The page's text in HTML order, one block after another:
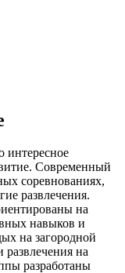
интересное
Современный
соревнованиях,
развлечения.
на
навыков и
на загородной
развлечения на
разработаны